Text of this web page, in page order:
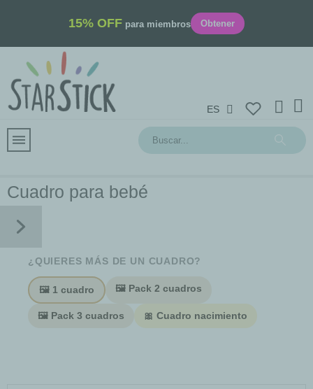
15% OFF para miembros Obtener
ES
Cuadro para bebé
¿QUIERES MÁS DE UN CUADRO?
🖼️ 1 cuadro 🖼️ Pack 2 cuadros
🖼️ Pack 3 cuadros 🎀 Cuadro nacimiento